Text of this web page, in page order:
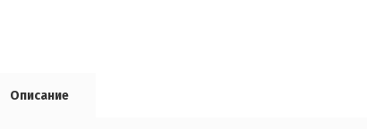
Описание